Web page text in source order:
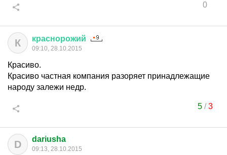
0
К краснорожий
09:10, 28.10.2015
Красиво.
Красиво частная компания разоряет принадлежащие
народу залежи недр.
5/3
D dariusha
09:13, 28.10.2015